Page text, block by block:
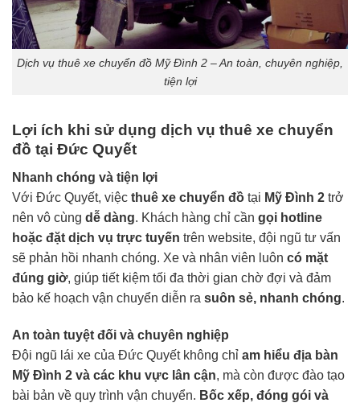
Dịch vụ thuê xe chuyển đồ Mỹ Đình 2 – An toàn, chuyên nghiệp,
tiện lợi
Lợi ích khi sử dụng dịch vụ thuê xe chuyển
đồ tại Đức Quyết
Nhanh chóng và tiện lợi
Với Đức Quyết, việc thuê xe chuyển đồ tại Mỹ Đình 2 trở
nên vô cùng dễ dàng. Khách hàng chỉ cần gọi hotline
hoặc đặt dịch vụ trực tuyến trên website, đội ngũ tư vấn
sẽ phản hồi nhanh chóng. Xe và nhân viên luôn có mặt
đúng giờ, giúp tiết kiệm tối đa thời gian chờ đợi và đảm
bảo kế hoạch vận chuyển diễn ra suôn sẻ, nhanh chóng.
An toàn tuyệt đối và chuyên nghiệp
Đội ngũ lái xe của Đức Quyết không chỉ am hiểu địa bàn
Mỹ Đình 2 và các khu vực lân cận, mà còn được đào tạo
bài bản về quy trình vận chuyển. Bốc xếp, đóng gói và